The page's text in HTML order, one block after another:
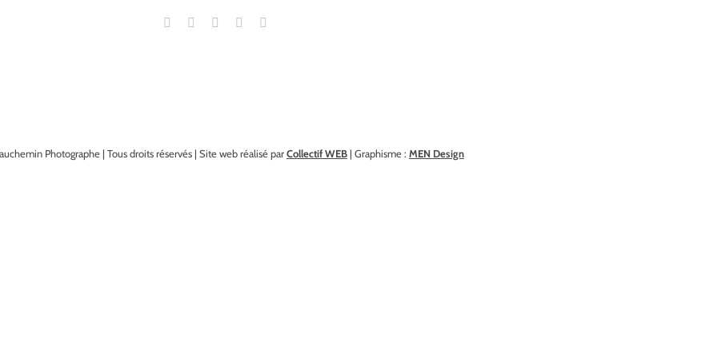
Photographe | Tous droits réservés | Site web réalisé parCollectif WEB | Graphisme : MEN Design